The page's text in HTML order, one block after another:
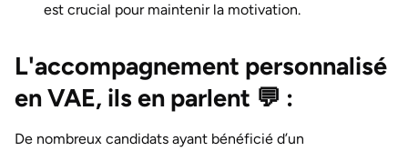
est crucial pour maintenir la motivation.
L'accompagnement personnalisé
en VAE, ils en parlent 💬 :
De nombreux candidats ayant bénéficié d’un